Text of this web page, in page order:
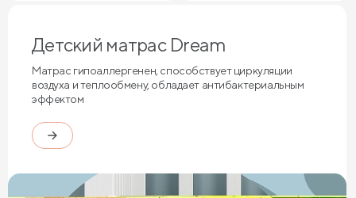
Детский матрас Dream
Матрас гипоаллергенен, способствует циркуляции
воздуха и теплообмену, обладает антибактериальным
эффектом